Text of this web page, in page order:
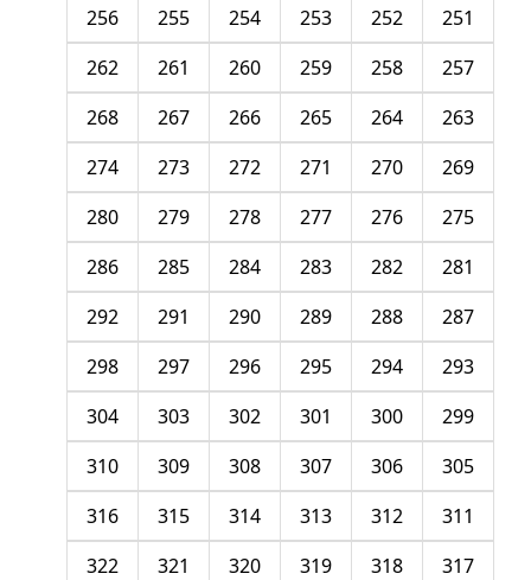
251
252
253
254
255
256
257
258
259
260
261
262
263
264
265
266
267
268
269
270
271
272
273
274
275
276
277
278
279
280
281
282
283
284
285
286
287
288
289
290
291
292
293
294
295
296
297
298
299
300
301
302
303
304
305
306
307
308
309
310
311
312
313
314
315
316
317
318
319
320
321
322